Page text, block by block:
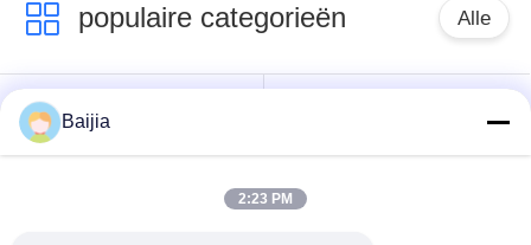
populaire categorieën Alle
Het Document van
Multiwallkraftpapier
Zakken
Klepmultiwall Zakken
Baijia
2:23 PM